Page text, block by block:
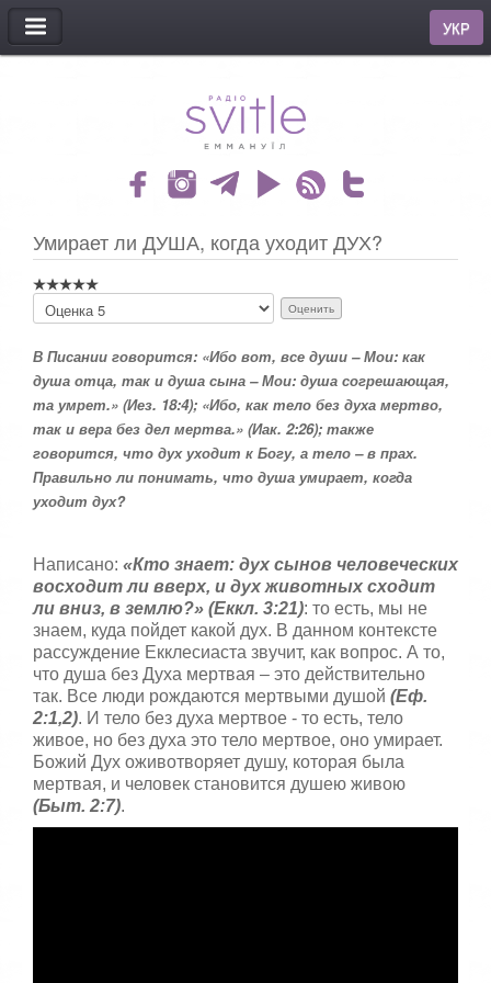
МЕНЮ
УКР
Умирает ли ДУША, когда уходит ДУХ?
о
а
л
у
с
т
а
,
е
н
и
т
е
В Писании говорится: «Ибо вот, все души – Мои: как
душа отца, так и душа сына – Мои: душа согрешающая,
та умрет.» (Иез. 18:4); «Ибо, как тело без духа мертво,
так и вера без дел мертва.» (Иак. 2:26); также
говорится, что дух уходит к Богу, а тело – в прах.
Правильно ли понимать, что душа умирает, когда
уходит дух?
Написано: «Кто знает: дух сынов человеческих
восходит ли вверх, и дух животных сходит
ли вниз, в землю?» (Еккл. 3:21): то есть, мы не
знаем, куда пойдет какой дух. В данном контексте
рассуждение Екклесиаста звучит, как вопрос. А то,
что душа без Духа мертвая – это действительно
так. Все люди рождаются мертвыми душой (Еф.
2:1,2). И тело без духа мертвое - то есть, тело
живое, но без духа это тело мертвое, оно умирает.
Божий Дух оживотворяет душу, которая была
мертвая, и человек становится душею живою
(Быт. 2:7).